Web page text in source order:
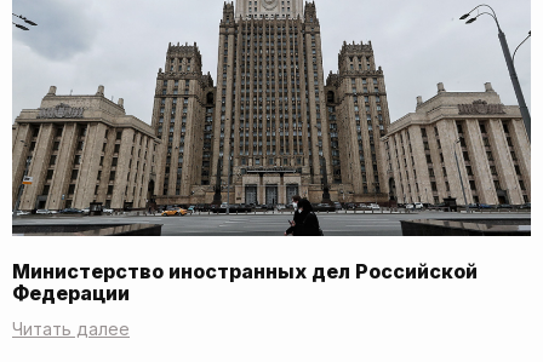
Министерство иностранных дел Российской
Федерации
Читать далее